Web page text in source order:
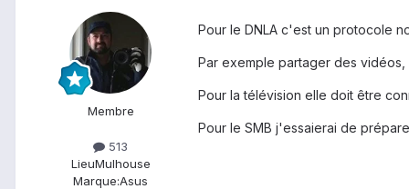
Membre
513
LieuMulhouse
Marque:Asus
Pour le DNLA c'est un protocole
Par exemple partager des
Pour la télévision elle doit être
Pour le SMB j'essaierai de